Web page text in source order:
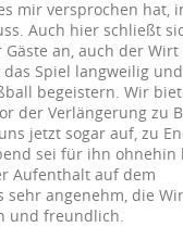
mir versprochen hat,
Auch hier schließt
an, auch der
Spiel langweilig
begeistern. Wir
der Verlängerung zu
jetzt sogar auf, zu
sei für ihn ohnehin
Aufenthalt auf dem
sehr angenehm, die
und freundlich.